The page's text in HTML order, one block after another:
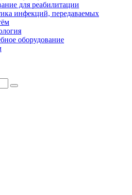
для реабилитации
инфекций, передаваемых
оборудование